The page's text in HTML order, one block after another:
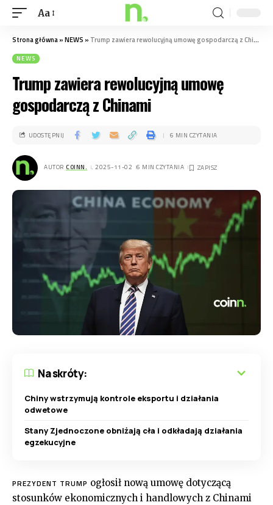
Aa
Strona główna»NEWS » Trump zawiera rewolucyjną umowę gospodarczą z Chinami
NEWS
Trump zawiera rewolucyjną umowę
gospodarczą z Chinami
AUTOR COINN. . 2025-11-02 6 MIN CZYTANIA
UDOSTĘPNIJ 6 MIN CZYTANIA
Na skróty:
Chiny wstrzymują kontrole eksportu i działania
odwetowe
Stany Zjednoczone obniżają cła i odkładają działania
egzekucyjne
PREZYDENT TRUMP ogłosił nową umowę dotyczącą
stosunków ekonomicznych i handlowych z Chinami